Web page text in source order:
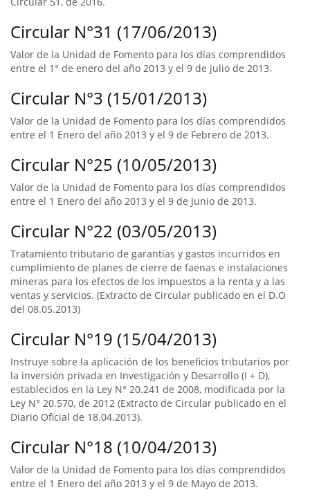
Circular N°31 (17/06/2013)
Valor de la Unidad de Fomento para los días comprendidos
entre el 1° de enero del año 2013 y el 9 de julio de 2013.
Circular N°3 (15/01/2013)
Valor de la Unidad de Fomento para los días comprendidos
entre el 1 Enero del año 2013 y el 9 de Febrero de 2013.
Circular N°25 (10/05/2013)
Valor de la Unidad de Fomento para los días comprendidos
entre el 1 Enero del año 2013 y el 9 de Junio de 2013.
Circular N°22 (03/05/2013)
Tratamiento tributario de garantías y gastos incurridos en
cumplimiento de planes de cierre de faenas e instalaciones
mineras para los efectos de los impuestos a la renta y a las
ventas y servicios. (Extracto de Circular publicado en el D.O
del 08.05.2013)
Circular N°19 (15/04/2013)
Instruye sobre la aplicación de los beneficios tributarios por
la inversión privada en Investigación y Desarrollo (I + D),
establecidos en la Ley N° 20.241 de 2008, modificada por la
Ley N° 20.570, de 2012 (Extracto de Circular publicado en el
Diario Oficial de 18.04.2013).
Circular N°18 (10/04/2013)
Valor de la Unidad de Fomento para los días comprendidos
entre el 1 Enero del año 2013 y el 9 de Mayo de 2013.